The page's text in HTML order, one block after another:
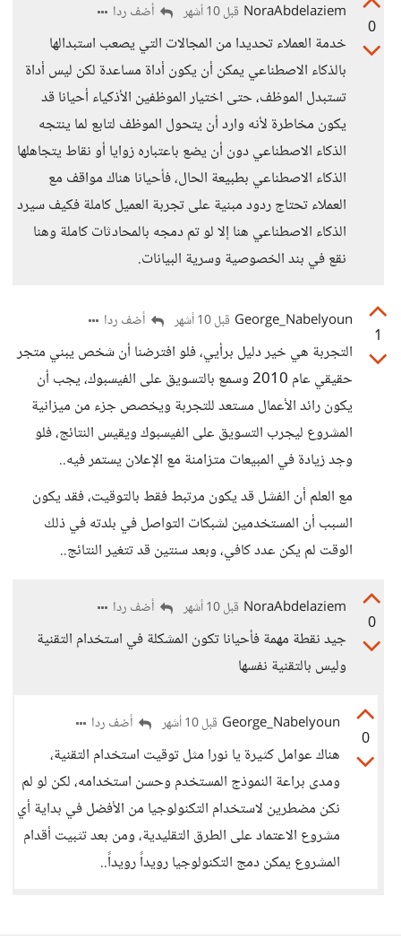
0
NoraAbdelaziem قبل 10 أشهر أضف ردا
خدمة العملاء تحديدا من المجالات التي يصعب استبدالها
بالذكاء الاصطناعي يمكن أن يكون أداة مساعدة لكن ليس أداة
تستبدل الموظف، حتى اختيار الموظفين الأذكياء أحيانا قد
يكون مخاطرة لأنه وارد أن يتحول الموظف لتابع لما ينتجه
الذكاء الاصطناعي دون أن يضع باعتباره زوايا أو نقاط يتجاهلها
الذكاء الاصطناعي بطبيعة الحال، فأحيانا هناك مواقف مع
العملاء تحتاج ردود مبنية على تجربة العميل كاملة فكيف سيرد
الذكاء الاصطناعي هنا إلا لو تم دمجه بالمحادثات كاملة وهنا
نقع في بند الخصوصية وسرية البيانات.
1
George_Nabelyoun قبل 10 أشهر أضف ردا
التجربة هي خير دليل برأيي، فلو افترضنا أن شخص يبني متجر
حقيقي عام 2010 وسمع بالتسويق على الفيسبوك، يجب أن
يكون رائد الأعمال مستعد للتجربة ويخصص جزء من ميزانية
المشروع ليجرب التسويق على الفيسبوك ويقيس النتائج، فلو
وجد زيادة في المبيعات متزامنة مع الإعلان يستمر فيه..
مع العلم أن الفشل قد يكون مرتبط فقط بالتوقيت، فقد يكون
السبب أن المستخدمين لشبكات التواصل في بلدته في ذلك
الوقت لم يكن عدد كافي، وبعد سنتين قد تتغير النتائج..
0
NoraAbdelaziem قبل 10 أشهر أضف ردا
جيد نقطة مهمة فأحيانا تكون المشكلة في استخدام التقنية
وليس بالتقنية نفسها
0
George_Nabelyoun قبل 10 أشهر أضف ردا
هناك عوامل كثيرة يا نورا مثل توقيت استخدام التقنية،
ومدى براعة النموذج المستخدم وحسن استخدامه، لكن لو لم
نكن مضطرين لاستخدام التكنولوجيا من الأفضل في بداية أي
مشروع الاعتماد على الطرق التقليدية، ومن بعد تثبيت أقدام
المشروع يمكن دمج التكنولوجيا رويداً رويداً..